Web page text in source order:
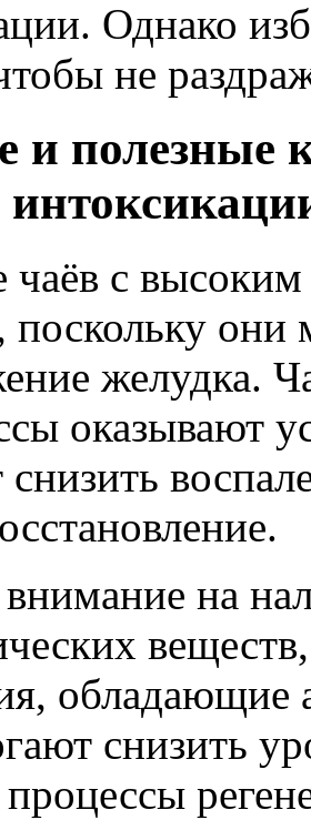
Однако
не
и полезные
чаёв с
поскольку они
желудка.
оказывают
на
обладающие
снизить